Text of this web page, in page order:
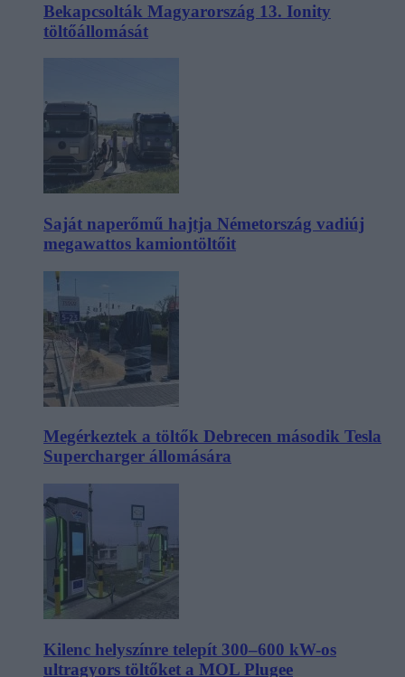
Bekapcsolták Magyarország 13. Ionity
töltőállomását
Saját naperőmű hajtja Németország vadiúj
megawattos kamiontöltőit
Megérkeztek a töltők Debrecen második Tesla
Supercharger állomására
Kilenc helyszínre telepít 300–600 kW-os
ultragyors töltőket a MOL Plugee